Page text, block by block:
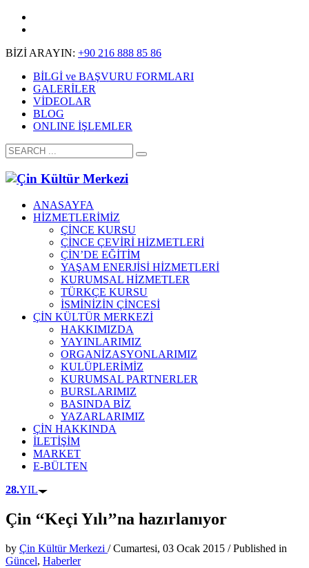
BİZİ ARAYIN: +90 216 888 85 86
BİLGİ ve BAŞVURU FORMLARI
GALERİLER
VİDEOLAR
BLOG
ONLINE İŞLEMLER
ANASAYFA
HİZMETLERİMİZ
ÇİNCE KURSU
ÇİNCE ÇEVİRİ HİZMETLERİ
ÇİN’DE EĞİTİM
YAŞAM ENERJİSİ HİZMETLERİ
KURUMSAL HİZMETLER
TÜRKÇE KURSU
İSMİNİZİN ÇİNCESİ
ÇİN KÜLTÜR MERKEZİ
HAKKIMIZDA
YAYINLARIMIZ
ORGANİZASYONLARIMIZ
KULÜPLERİMİZ
KURUMSAL PARTNERLER
BURSLARIMIZ
BASINDA BİZ
YAZARLARIMIZ
ÇİN HAKKINDA
İLETİŞİM
MARKET
E-BÜLTEN
28.YIL
Çin ‘‘Keçi Yılı’’na hazırlanıyor
by Çin Kültür Merkezi /Cumartesi, 03 Ocak 2015 /Published in
Güncel, Haberler